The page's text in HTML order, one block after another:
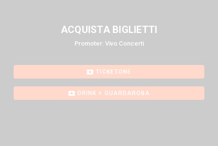
ACQUISTA BIGLIETTI
Promoter: Vivo Concerti
TICKETONE
DRINK + GUARDAROBA